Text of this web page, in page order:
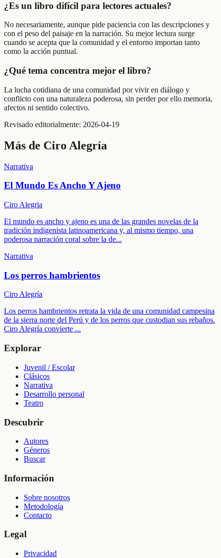
¿Es un libro difícil para lectores actuales?
No necesariamente, aunque pide paciencia con las descripciones y
con el peso del paisaje en la narración. Su mejor lectura surge
cuando se acepta que la comunidad y el entorno importan tanto
como la acción puntual.
¿Qué tema concentra mejor el libro?
La lucha cotidiana de una comunidad por vivir en diálogo y
conflicto con una naturaleza poderosa, sin perder por ello memoria,
afectos ni sentido colectivo.
Revisado editorialmente: 2026-04-19
Más de Ciro Alegría
Narrativa
El Mundo Es Ancho Y Ajeno
Ciro Alegria
El mundo es ancho y ajeno es una de las grandes novelas de la
tradición indigenista latinoamericana y, al mismo tiempo, una
poderosa narración coral sobre la de...
Narrativa
Los perros hambrientos
Ciro Alegría
Los perros hambrientos retrata la vida de una comunidad campesina
de la sierra norte del Perú y de los perros que custodian sus rebaños.
Ciro Alegría convierte ...
Explorar
Juvenil / Escolar
Clásicos
Narrativa
Desarrollo personal
Teatro
Descubrir
Autores
Géneros
Buscar
Información
Sobre nosotros
Metodología
Contacto
Legal
Privacidad